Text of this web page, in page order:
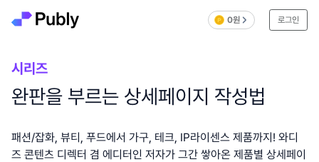
0원 로그인
시리즈
완판을 부르는 상세페이지 작성법
패션/잡화, 뷰티, 푸드에서 가구, 테크, IP라이센스 제품까지! 와디
즈 콘텐츠 디렉터 겸 에디터인 저자가 그간 쌓아온 제품별 상세페이